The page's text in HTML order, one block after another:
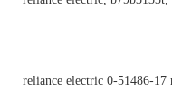
reliance electric 0-51486-17